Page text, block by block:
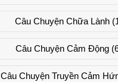
Câu Chuyện Chữa Lành
Câu Chuyện Cảm Động
Câu Chuyện Truyền Cảm